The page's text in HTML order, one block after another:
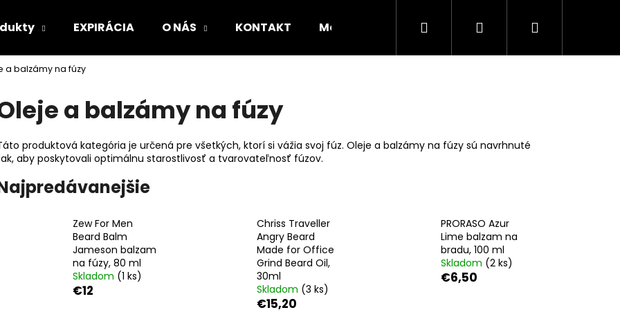
EXPIRÁCIA O NÁS KONTAKT Moja objednávka RADY A INŠPIRÁCIE
Hľadať PrihlásenieNákupný
a balzámy na fúzy
a balzámy na fúzy
produktová kategória je určená pre všetkých, ktorí si vážia svoj fúz. Oleje a balzámy na fúzy sú navrhnuté
aby poskytovali optimálnu starostlivosť a tvarovateľnosť fúzov.
Zew For Men
Beard Balm
Jameson balzam
na fúzy, 80 ml
Skladom (1 ks)
€12
Chriss Traveller
Angry Beard
Made for Office
Grind Beard Oil,
30ml
Skladom (3 ks)
€15,20
PRORASO Azur
Lime balzam na
bradu, 100 ml
Skladom (2 ks)
€6,50
Čo potrebujete nájsť?
Odporúčame